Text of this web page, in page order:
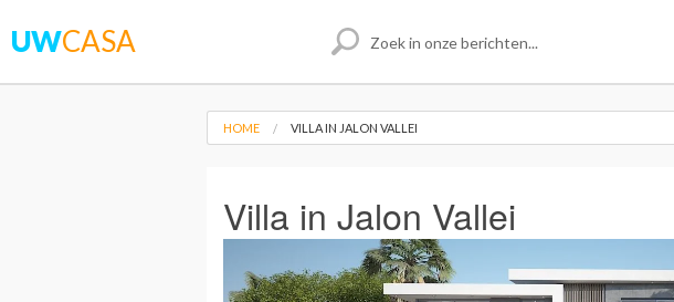
UWCASA
HOME VILLA IN JALON VALLEI
Villa in Jalon Vallei